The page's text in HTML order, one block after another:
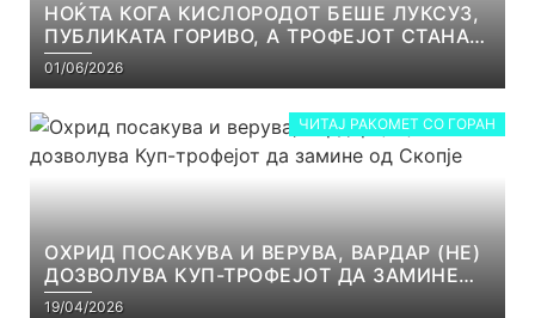
НОЌТА КОГА КИСЛОРОДОТ БЕШЕ ЛУКСУЗ,
ПУБЛИКАТА ГОРИВО, А ТРОФЕЈОТ СТАНА
РЕАЛНОСТ
01/06/2026
ЧИТАЈ РАКОМЕТ СО ГОРАН
ОХРИД ПОСАКУВА И ВЕРУВА, ВАРДАР (НЕ)
ДОЗВОЛУВА КУП-ТРОФЕЈОТ ДА ЗАМИНЕ
ОД СКОПЈЕ
19/04/2026